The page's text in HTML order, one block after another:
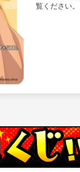
覧ください。